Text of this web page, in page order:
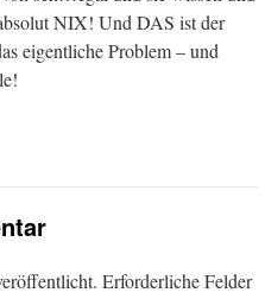
NIX! Und DAS ist der
eigentliche Problem – und
Erforderliche Felder